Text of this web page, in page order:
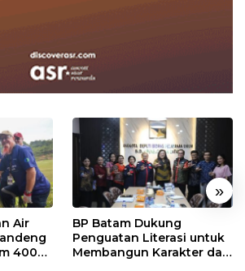
»
Air
400
BP Batam Dukung
Penguatan Literasi untuk
Membangun Karakter dan